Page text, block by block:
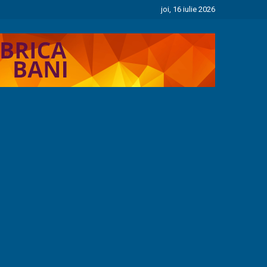
joi, 16 iulie 2026